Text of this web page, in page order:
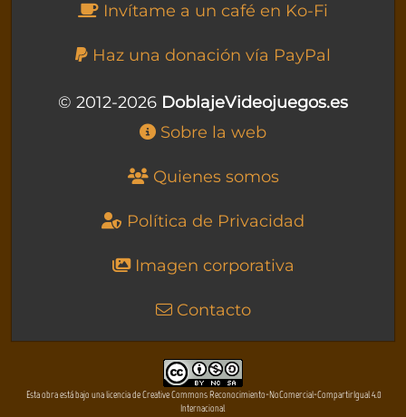
Invítame a un café en Ko-Fi
Haz una donación vía PayPal
© 2012-2026 DoblajeVideojuegos.es
Sobre la web
Quienes somos
Política de Privacidad
Imagen corporativa
Contacto
Esta obra está bajo una licencia de Creative Commons Reconocimiento-NoComercial-CompartirIgual 4.0
Internacional